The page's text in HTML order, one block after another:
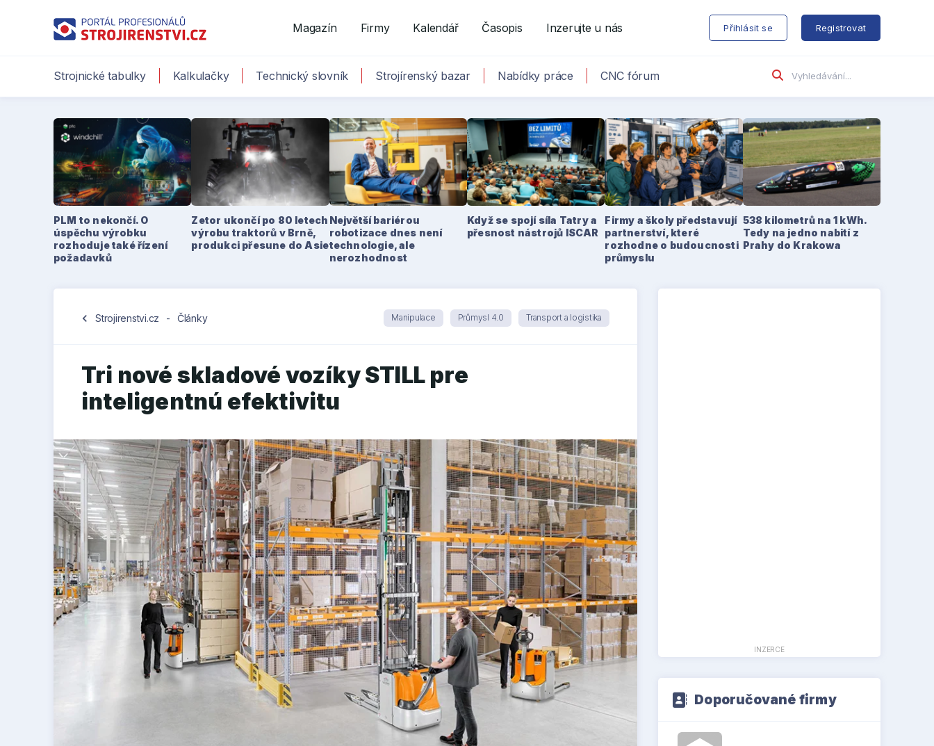
Magazín Firmy Kalendář Časopis Inzerujte u nás Přihlásit se Registrovat
Strojnické tabulky Kalkulačky Technický slovník Strojírenský bazar Nabídky práce CNC fórum
PLM to nekončí. O
úspěchu výrobku
rozhoduje také řízení
požadavků
Zetor ukončí po 80 letech
výrobu traktorů v Brně,
produkci přesune do Asie
Největší bariérou
robotizace dnes není
technologie, ale
nerozhodnost
Když se spojí síla Tatry a
přesnost nástrojů ISCAR
Firmy a školy představují
partnerství, které
rozhodne o budoucnosti
průmyslu
538 kilometrů na 1 kWh.
Tedy na jedno nabití z
Prahy do Krakowa
chevron_left Strojirenstvi.cz - Články Manipulace Průmysl 4.0 Transport a logistika
Tri nové skladové vozíky STILL pre
inteligentnú efektivitu
INZERCE
Doporučované firmy